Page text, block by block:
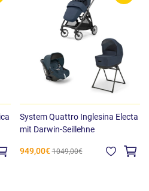
System Quattro Inglesina Electa
mit Darwin-Seillehne
949,00€ 1049,00€